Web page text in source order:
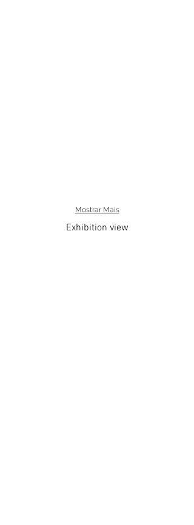
Mostrar Mais
Exhibition view